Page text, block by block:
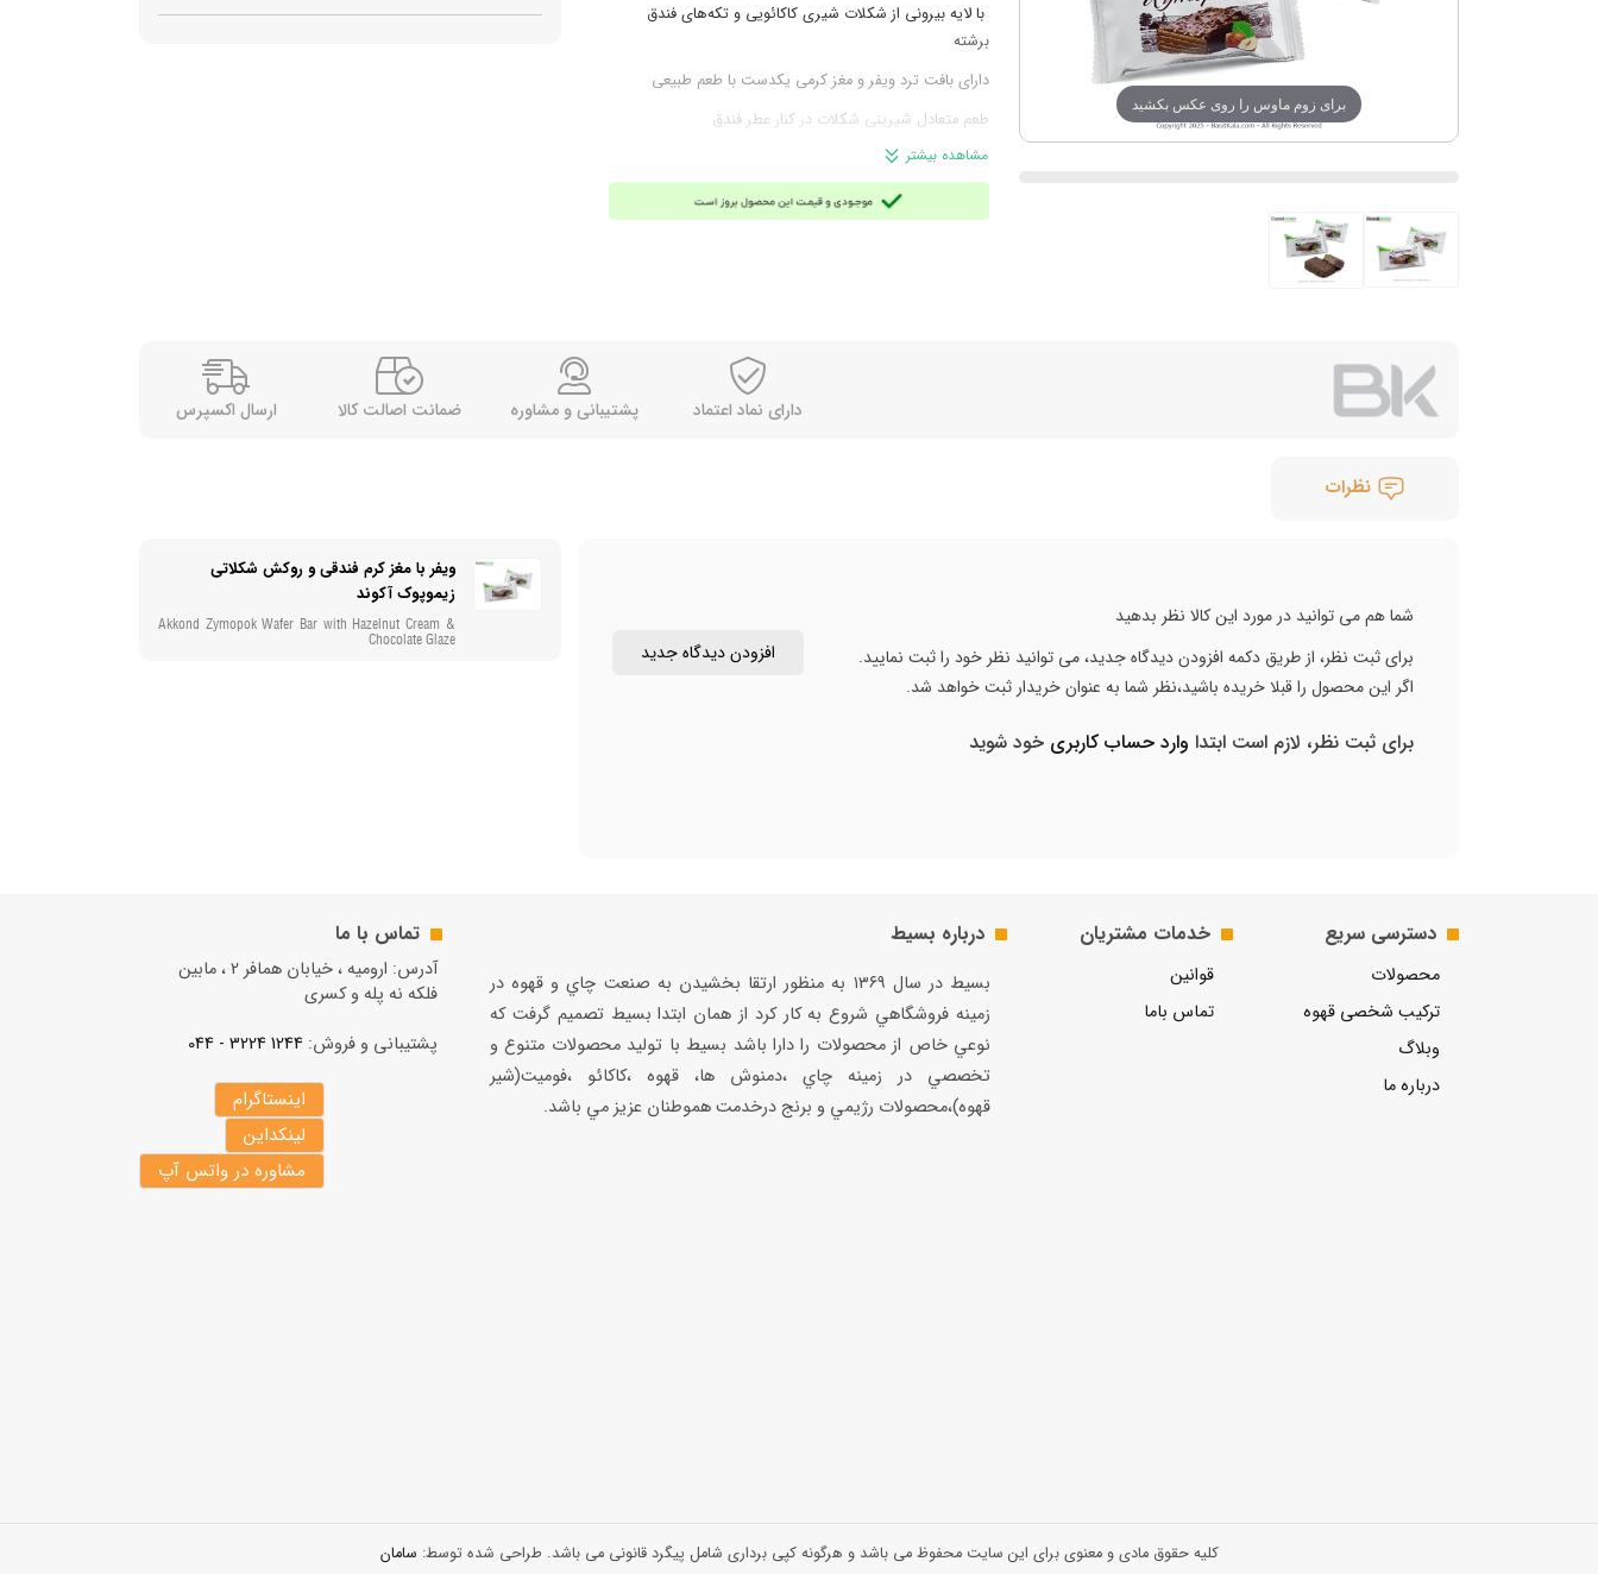
برای زوم ماوس را روی عکس بکشید
با لایه‌ بیرونی از شکلات شیری کاکائویی و تکه‌های فندق
برشته
دارای بافت ترد ویفر و مغز کرمی یکدست با طعم طبیعی
طعم متعادل شیرینی شکلات در کنار عطر فندق
دارای ویتامین C و آنتی اکسیدان
میان‌وعده‌ای مقوی و لذت‌بخش برای پذیرایی یا همراهی با
قهوه
مشاهده بیشتر
دارای نماد اعتماد پشتیبانی و مشاوره ضمانت اصالت کالا ارسال اکسپرس
نظرات
ویفر با مغز کرم فندقی و روکش شکلاتی
زیموپوک آکوند
Akkond Zymopok Wafer Bar with Hazelnut Cream &
Chocolate Glaze
شما هم می توانید در مورد این کالا نظر بدهید
برای ثبت نظر، از طریق دکمه افزودن دیدگاه جدید، می توانید نظر خود را ثبت نمایید.
اگر این محصول را قبلا خریده باشید،نظر شما به عنوان خریدار ثبت خواهد شد.
افزودن دیدگاه جدید
برای ثبت نظر، لازم است ابتدا وارد حساب کاربری خود شوید
دسترسی سریع
محصولات
ترکیب شخصی قهوه
وبلاگ
درباره ما
خدمات مشتریان
قوانین
تماس باما
درباره بسیط
بسيط در سال ۱۳۶۹ به منظور ارتقا بخشيدن به صنعت چاي و قهوه در
زمينه فروشگاهي شروع به كار كرد از همان ابتدا بسيط تصميم گرفت كه
نوعي خاص از محصولات را دارا باشد بسيط با توليد محصولات متنوع و
تخصصي در زمينه چاي ،دمنوش ها، قهوه ،كاكائو ،فوميت(شير
قهوه)،محصولات رژيمي و برنج درخدمت هموطنان عزيز مي باشد.
تماس با ما
آدرس: ارومیه ، خیابان همافر 2 ، مابين
فلكه نه پله و کسری
پشتیبانی و فروش: 1244 3224 - 044
اینستاگرام
لینکداین
مشاوره در واتس آپ
کلیه حقوق مادی و معنوی برای این سایت محفوظ می باشد و هرگونه کپی برداری شامل پیگرد قانونی می باشد. طراحی شده توسط: سامان